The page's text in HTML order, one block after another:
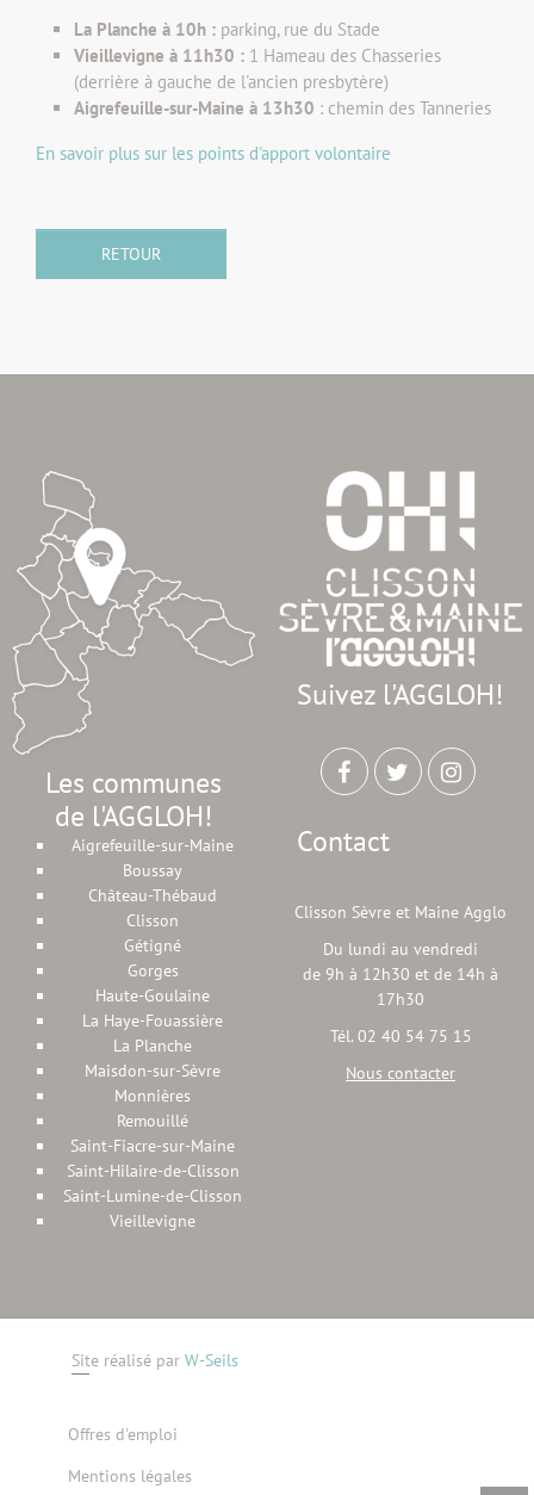
La Planche à 10h : parking, rue du Stade
Vieillevigne à 11h30 : 1 Hameau des Chasseries
(derrière à gauche de l'ancien presbytère)
Aigrefeuille-sur-Maine à 13h30 : chemin des Tanneries
En savoir plus sur les points d'apport volontaire
RETOUR
Les communes
de l'AGGLOH!
Aigrefeuille-sur-Maine
Boussay
Château-Thébaud
Clisson
Gétigné
Gorges
Haute-Goulaine
La Haye-Fouassière
La Planche
Maisdon-sur-Sèvre
Monnières
Remouillé
Saint-Fiacre-sur-Maine
Saint-Hilaire-de-Clisson
Saint-Lumine-de-Clisson
Vieillevigne
Suivez l'AGGLOH!
Contact
Clisson Sèvre et Maine Agglo
Du lundi au vendredi
de 9h à 12h30 et de 14h à
17h30
Tél. 02 40 54 75 15
Nous contacter
Site réalisé par W-Seils
Offres d'emploi
Mentions légales